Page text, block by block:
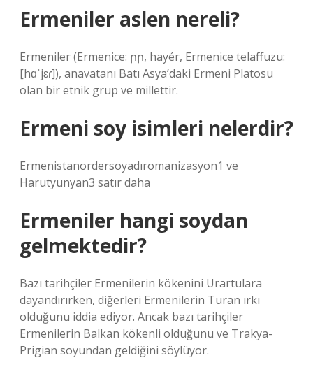
Ermeniler aslen nereli?
Ermeniler (Ermenice: րր, hayér, Ermenice telaffuzu:
[hɑˈjɛɾ]), anavatanı Batı Asya’daki Ermeni Platosu
olan bir etnik grup ve millettir.
Ermeni soy isimleri nelerdir?
Ermenistanordersoyadıromanizasyon1 ve
Harutyunyan3 satır daha
Ermeniler hangi soydan
gelmektedir?
Bazı tarihçiler Ermenilerin kökenini Urartulara
dayandırırken, diğerleri Ermenilerin Turan ırkı
olduğunu iddia ediyor. Ancak bazı tarihçiler
Ermenilerin Balkan kökenli olduğunu ve Trakya-
Prigian soyundan geldiğini söylüyor.